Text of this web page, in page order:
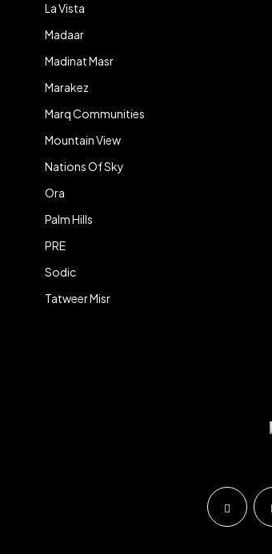
La Vista
Madaar
Madinat Masr
Marakez
Marq Communities
Mountain View
Nations Of Sky
Ora
Palm Hills
PRE
Sodic
Tatweer Misr